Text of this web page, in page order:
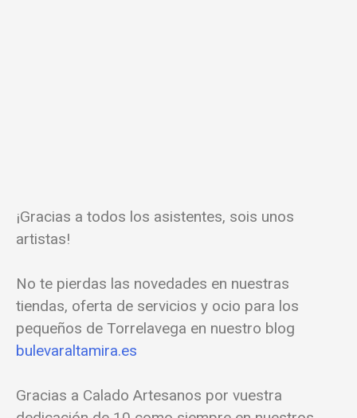
¡Gracias a todos los asistentes, sois unos
artistas!
No te pierdas las novedades en nuestras
tiendas, oferta de servicios y ocio para los
pequeños de Torrelavega en nuestro blog
bulevaraltamira.es
Gracias a Calado Artesanos por vuestra